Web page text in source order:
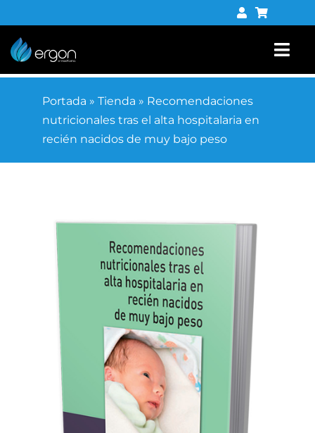
al
contenido
Libros
Tienda digital
Portada » Tienda » Recomendaciones
nutricionales tras el alta hospitalaria en
recién nacidos de muy bajo peso